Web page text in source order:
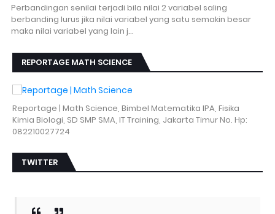
Perbandingan senilai terjadi bila nilai 2 variabel saling
berbanding lurus jika nilai variabel yang satu semakin besar
maka nilai variabel yang lain j…
REPORTAGE MATH SCIENCE
Reportage | Math Science, Bimbel Matematika IPA, Fisika
Kimia Biologi, SD SMP SMA, IT Training, Jakarta Timur No. Hp:
082210027724
TWITTER